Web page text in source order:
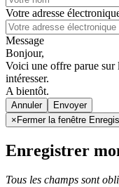
Votre adresse
Message
Bonjour,
Voici une offre parue sur
intéresser.
A bientôt.
Annuler
×Fermer la fenêtre
Enregistrer
Tous les champs sont